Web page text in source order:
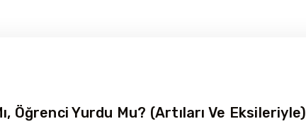
Öğrenci Yurdu Mu? (Artıları Ve Eksileriyle)